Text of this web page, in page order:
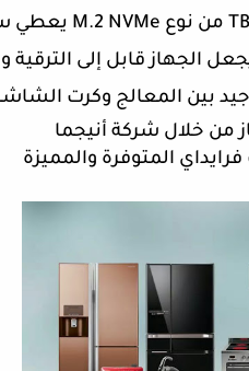
بين المعالج وكرت
من خلال شركة أنيجما
المتوفرة والمميزة